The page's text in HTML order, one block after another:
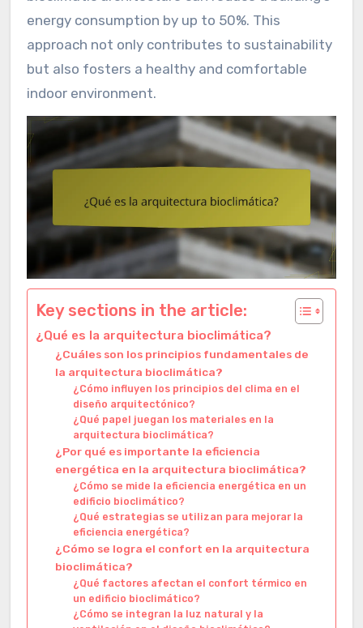
energy consumption by up to 50%. This
approach not only contributes to sustainability
but also fosters a healthy and comfortable
indoor environment.
Key sections in the article:
¿Qué es la arquitectura bioclimática?
¿Cuáles son los principios fundamentales de
la arquitectura bioclimática?
¿Cómo influyen los principios del clima en el
diseño arquitectónico?
¿Qué papel juegan los materiales en la
arquitectura bioclimática?
¿Por qué es importante la eficiencia
energética en la arquitectura bioclimática?
¿Cómo se mide la eficiencia energética en un
edificio bioclimático?
¿Qué estrategias se utilizan para mejorar la
eficiencia energética?
¿Cómo se logra el confort en la arquitectura
bioclimática?
¿Qué factores afectan el confort térmico en
un edificio bioclimático?
¿Cómo se integran la luz natural y la